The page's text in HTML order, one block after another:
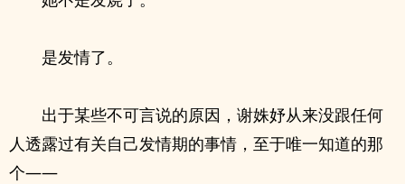
是发情了。
出于某些不可言说的原因，谢姝妤从来没跟任何
人透露过有关自己发情期的事情，至于唯一知道的那
个——